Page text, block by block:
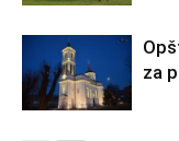
za